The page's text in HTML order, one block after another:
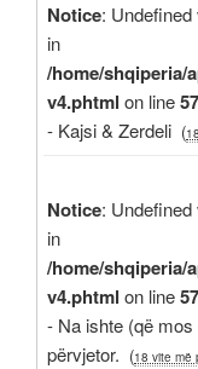
Notice:
in
/home/shqiperia/
v4.phtml on line57
- Kajsi & Zerdeli (
Notice:
in
/home/shqiperia/
v4.phtml on line57
- Na ishte (që
përvjetor. (18 vite më